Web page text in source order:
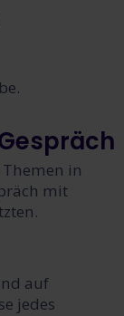
Themen in
mit
auf
jedes